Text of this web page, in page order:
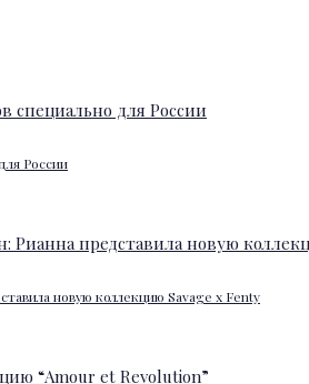
России
новую коллекцию Savage x Fenty